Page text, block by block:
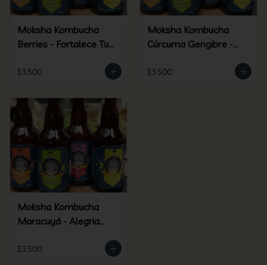
Moksha Kombucha
Berries - Fortalece Tu
$3.500
Moksha Kombucha
Cúrcuma Gengibre -
$3.500
Moksha Kombucha
Maracuyá - Alegria
$3.500